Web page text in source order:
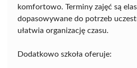
komfortowo. Terminy zajęć są
dopasowywane do potrzeb
ułatwia organizację czasu.
Dodatkowo szkoła oferuje: